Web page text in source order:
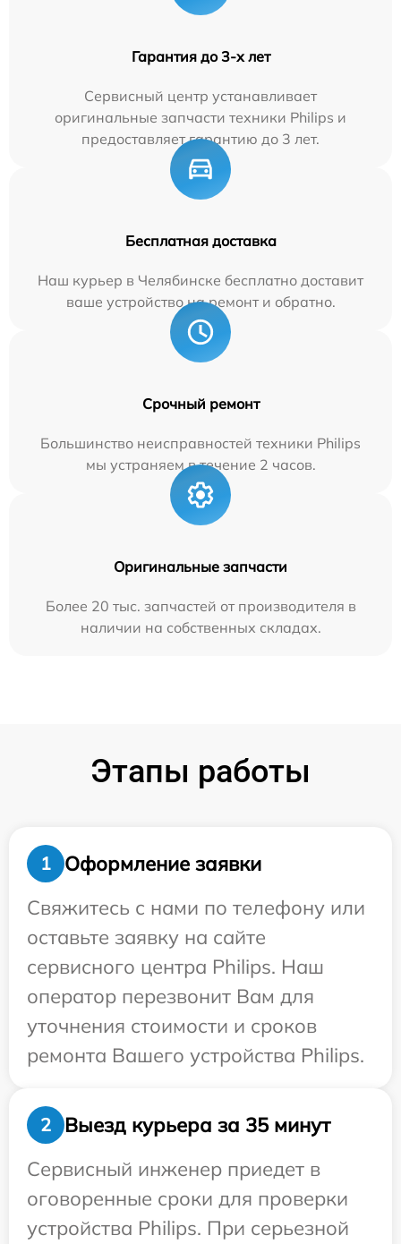
Гарантия до 3-х лет
Сервисный центр устанавливает
оригинальные запчасти техники Philips и
предоставляет гарантию до 3 лет.
Бесплатная доставка
Наш курьер в Челябинске бесплатно доставит
ваше устройство на ремонт и обратно.
Срочный ремонт
Большинство неисправностей техники Philips
мы устраняем в течение 2 часов.
Оригинальные запчасти
Более 20 тыс. запчастей от производителя в
наличии на собственных складах.
Этапы работы
1
Оформление заявки
Свяжитесь с нами по телефону или
оставьте заявку на сайте
сервисного центра Philips. Наш
оператор перезвонит Вам для
уточнения стоимости и сроков
ремонта Вашего устройства Philips.
2
Выезд курьера за 35 минут
Сервисный инженер приедет в
оговоренные сроки для проверки
устройства Philips. При серьезной